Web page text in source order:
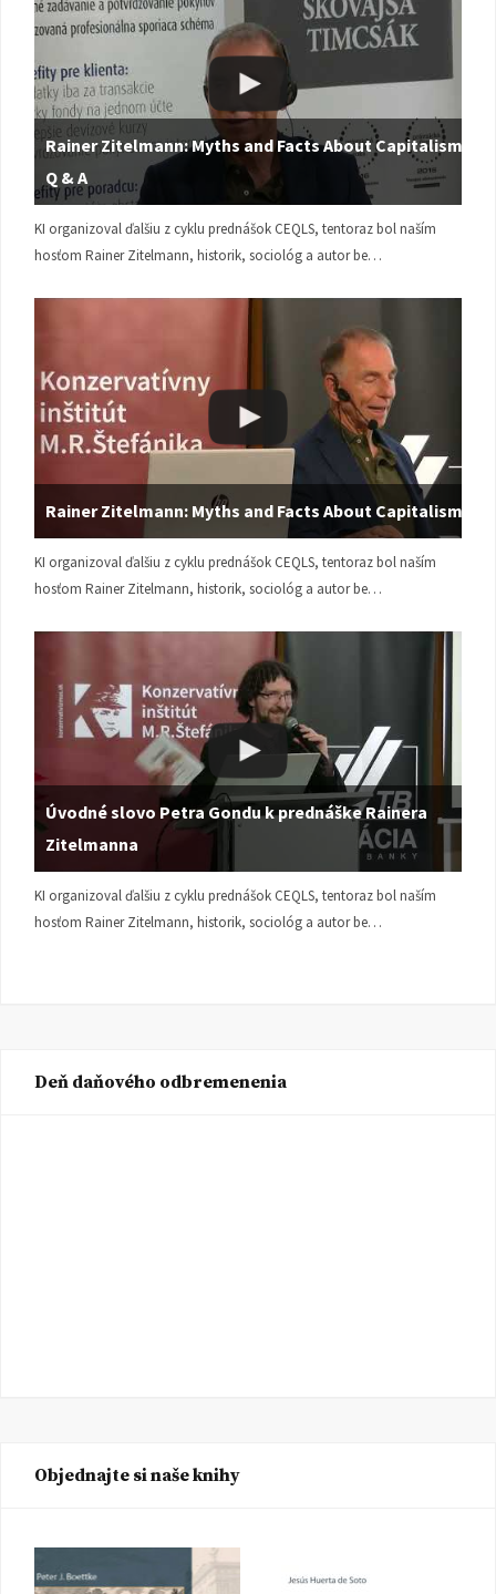
Rainer Zitelmann: Myths and Facts About Capitalism |
Q & A
KI organizoval ďalšiu z cyklu prednášok CEQLS, tentoraz bol naším
hosťom Rainer Zitelmann, historik, sociológ a autor be…
Rainer Zitelmann: Myths and Facts About Capitalism
KI organizoval ďalšiu z cyklu prednášok CEQLS, tentoraz bol naším
hosťom Rainer Zitelmann, historik, sociológ a autor be…
Úvodné slovo Petra Gondu k prednáške Rainera
Zitelmanna
KI organizoval ďalšiu z cyklu prednášok CEQLS, tentoraz bol naším
hosťom Rainer Zitelmann, historik, sociológ a autor be…
Deň daňového odbremenenia
Objednajte si naše knihy